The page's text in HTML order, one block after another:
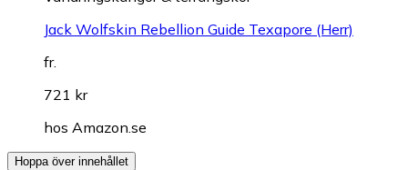
Jack Wolfskin Rebellion Guide Texapore (Herr)
fr.
721 kr
hos Amazon.se
Hoppa över innehållet